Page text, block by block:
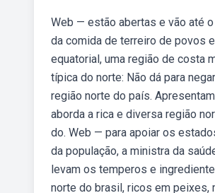
Web — estão abertas e vão até
da comida de terreiro de povos
equatorial, uma região de costa
típica do norte: Não dá para
região norte do país.
aborda a rica e diversa região
do. Web — para apoiar os
da população, a ministra da
levam os temperos e
norte do brasil, ricos em peixes,